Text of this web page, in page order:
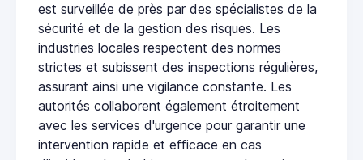
est surveillée de près par des spécialistes de la
sécurité et de la gestion des risques. Les
industries locales respectent des normes
strictes et subissent des inspections régulières,
assurant ainsi une vigilance constante. Les
autorités collaborent également étroitement
avec les services d'urgence pour garantir une
intervention rapide et efficace en cas